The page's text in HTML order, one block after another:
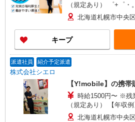
（規定あり） ゜+゜・。○。・゜+゜・。○。・゜
+゜ 入社祝い金10万円支給(規
頂くと, インセンティブ支給(
い・週払い可能（規
+゜・。○。・゜+゜
北海道札幌市中央
キープ
派遣社員 紹介予定派遣
株式会社シエロ
【Y!mobile】の携帯
時給1500円〜 ※残
（規定あり） 【年収例】 一般社員（北海道 入社2
年目21歳） 330万円/
北海道札幌市中央